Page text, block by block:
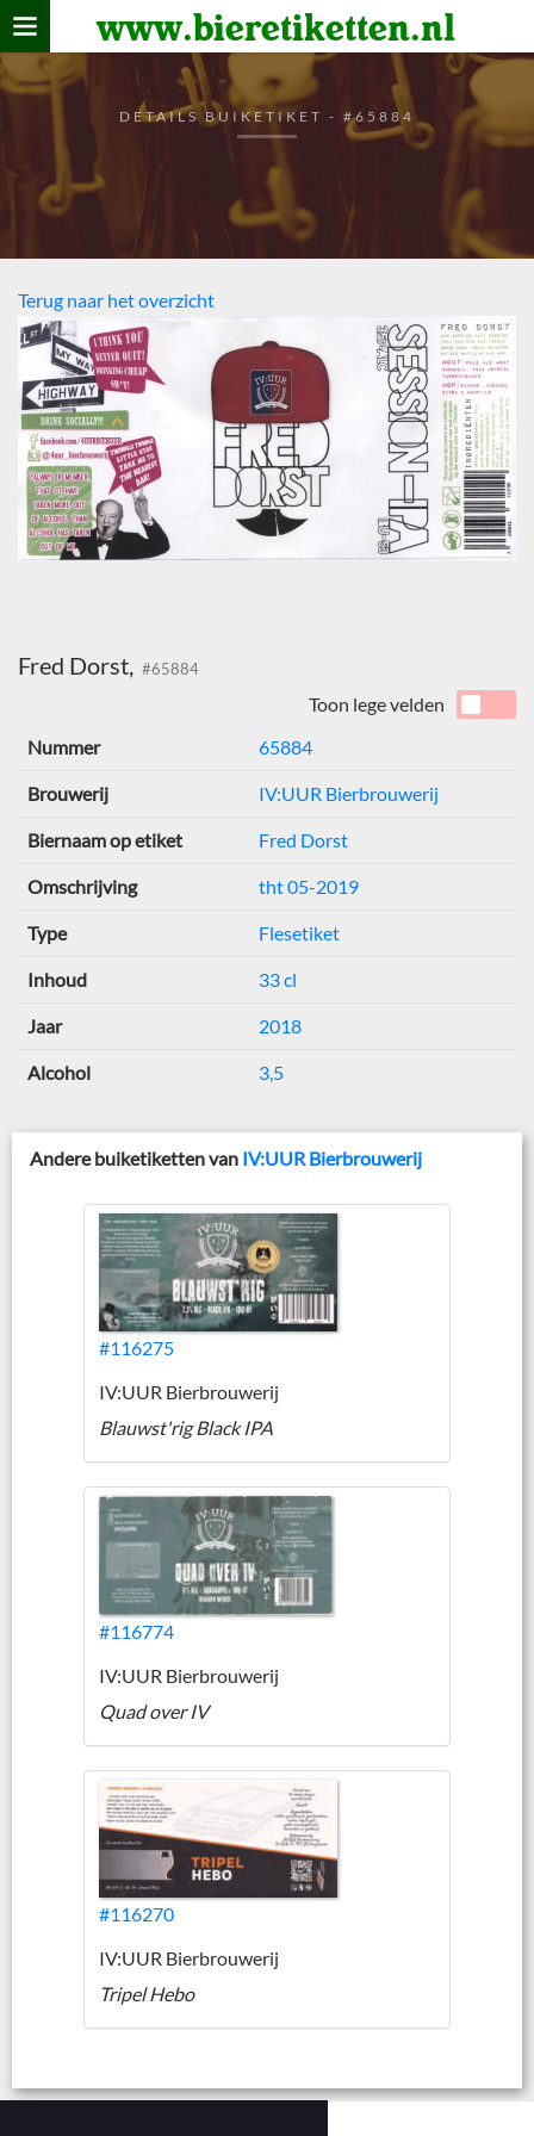
www.bieretiketten.nl
Home
verzamelen
De bierkaart
Bezoekers
DETAILS BUIKETIKET - #65884
Terug naar het overzicht
Fred Dorst, #65884
Toon lege velden
Nummer
65884
Brouwerij IV:UUR Bierbrouwerij
Biernaam op etiket Fred Dorst
Omschrijving tht 05-2019
Type Flesetiket
Inhoud 33 cl
Jaar 2018
Alcohol 3,5
Andere buiketiketten van IV:UUR Bierbrouwerij
#116275
IV:UUR Bierbrouwerij
Blauwst'rig Black IPA
#116774
IV:UUR Bierbrouwerij
Quad over IV
#116270
IV:UUR Bierbrouwerij
Tripel Hebo